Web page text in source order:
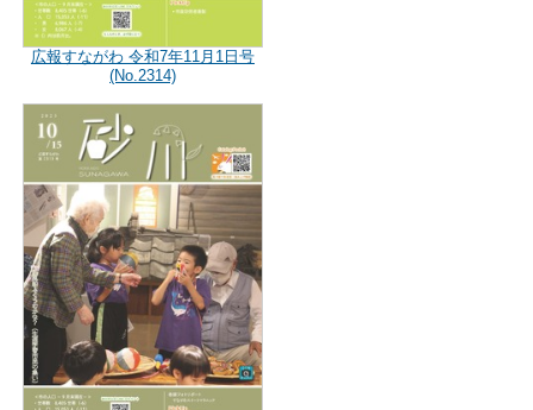
広報すながわ 令和7年11月1日号
(No.2314)